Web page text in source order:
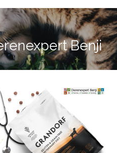
Benji